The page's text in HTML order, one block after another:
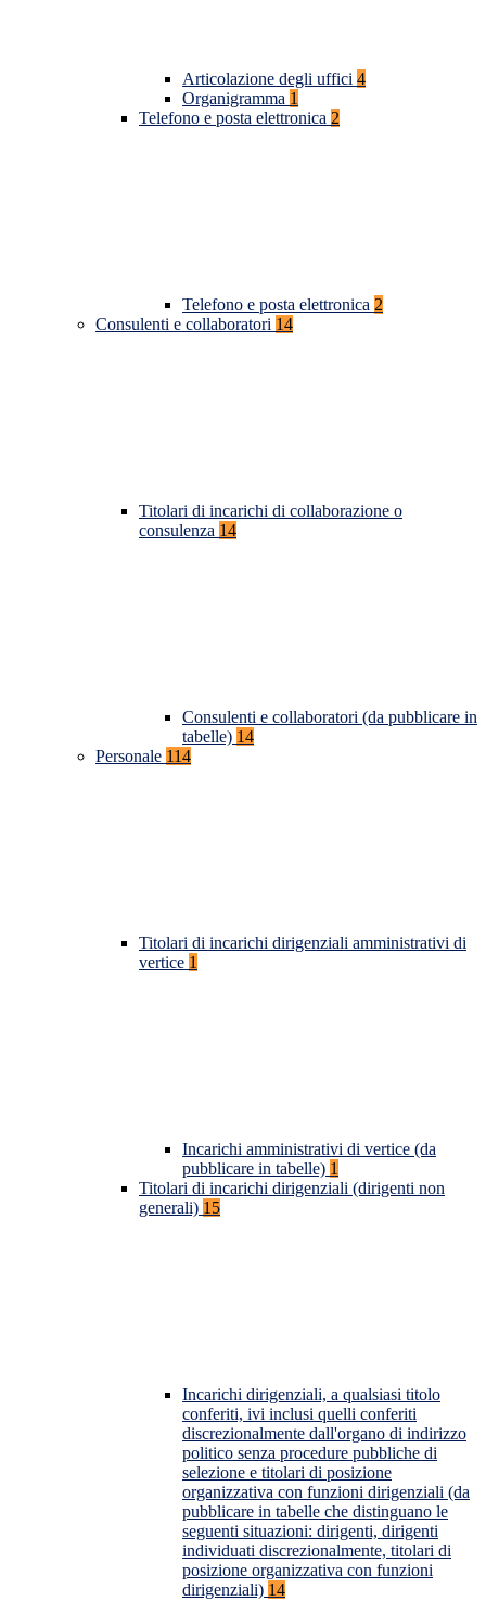
Articolazione degli uffici 4
Organigramma 1
Telefono e posta elettronica 2
Telefono e posta elettronica 2
Consulenti e collaboratori 14
Titolari di incarichi di collaborazione o
consulenza 14
Consulenti e collaboratori (da pubblicare in
tabelle) 14
Personale 114
Titolari di incarichi dirigenziali amministrativi di
vertice 1
Incarichi amministrativi di vertice (da
pubblicare in tabelle) 1
Titolari di incarichi dirigenziali (dirigenti non
generali) 15
Incarichi dirigenziali, a qualsiasi titolo
conferiti, ivi inclusi quelli conferiti
discrezionalmente dall'organo di indirizzo
politico senza procedure pubbliche di
selezione e titolari di posizione
organizzativa con funzioni dirigenziali (da
pubblicare in tabelle che distinguano le
seguenti situazioni: dirigenti, dirigenti
individuati discrezionalmente, titolari di
posizione organizzativa con funzioni
dirigenziali) 14